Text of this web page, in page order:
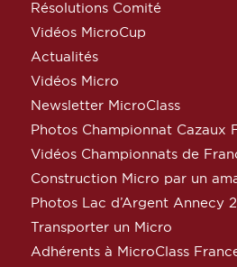
Résolutions Comité
Vidéos MicroCup
Actualités
Vidéos Micro
Newsletter MicroClass
Photos Championnat Cazaux
Vidéos Championnats de
Construction Micro par un
Photos Lac d’Argent Annecy
Transporter un Micro
Adhérents à MicroClass